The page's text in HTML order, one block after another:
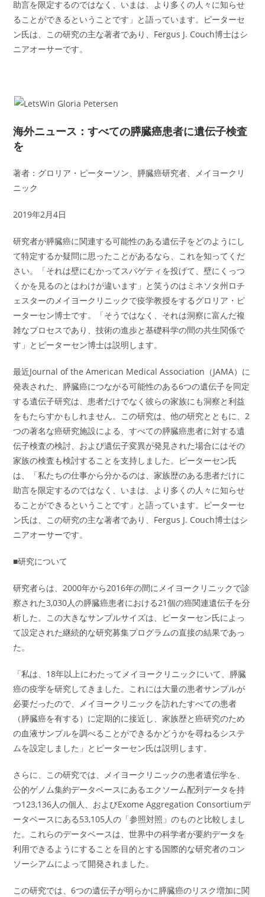
助言を限定するのではなく、いまは、より多くの人々に知らせ
ることができるということです」と語っています。ピーターセ
ン氏は、この研究の主な著者であり、Fergus J. Couch博士はシ
ニアオーサーです。
海外ニュース：すべての膵臓癌患者に遺伝子検査
を
著者：グロリア・ピーターソン、膵臓癌研究者、メイヨークリ
ニック
2019年2月4日
研究者が膵臓癌に関連する可能性のある遺伝子をどのようにし
て特定するか疑問に思ったことがあるなら、これを知ってくだ
さい。「それは壁にむかってスパゲティを投げて、壁にくっつ
くかを見るのとはわけが違います」と笑うのはミネソタ州ロチ
ェスターのメイヨークリニックで疫学教授をするグロリア・ピ
ーターセン博士です。「そうではなく、それは洞察に富んだ複
雑なプロセスであり、技術の進歩と基礎科学の間の共生関係で
す」とピーターセン博士は説明します。
最近Journal of the American Medical Association（JAMA）に
発表された、膵臓癌につながる可能性のある6つの遺伝子を同定
する遺伝子研究は、患者だけでなく彼らの家族にも洞察と利益
をもたらすかもしれません。この研究は、他の研究とともに、2
つの著名な癌研究施設による、すべての膵臓癌患者に対する遺
伝子検査の検討、および遺伝子変異が発見された場合にはその
家族の検査も検討することを支持しました。ピーターセン氏
は、「私たちの仕事から分かるのは、家族歴のある患者だけに
助言を限定するのではなく、いまは、より多くの人々に知らせ
ることができるということです」と語っています。ピーターセ
ン氏は、この研究の主な著者であり、Fergus J. Couch博士はシ
ニアオーサーです。
■研究について
研究者らは、2000年から2016年の間にメイヨークリニックで診
察された3,030人の膵臓癌患者における21個の癌関連遺伝子を分
析した。この大きなサンプルサイズは、ピーターセン氏によっ
て設定された継続的な研究募集プログラムの直接の結果であっ
た。
「私は、18年以上にわたってメイヨークリニックにいて、膵臓
癌の疫学を研究してきました。これには大量の患者サンプルが
必要だったので、メイヨークリニックを訪れたすべての患者
（膵臓癌を有する）に定期的に接近し、家族歴と癌研究のため
の血液サンプルを調べることができるかどうかを尋ねるシステ
ムを設定しました」とピーターセン氏は説明します。
さらに、この研究では、メイヨークリニックの患者遺伝学を、
公的ゲノム集約データベースにあるエクソーム配列データを持
つ123,136人の個人、およびExome Aggregation Consortiumデ
ータベースにある53,105人の「参照対照」のものと比較しまし
た。これらのデータベースは、世界中の科学者が要約データを
利用できるようにすることを目的とする国際的な研究者のコン
ソーシアムによって開発されました。
この研究では、6つの遺伝子が明らかに膵臓癌のリスク増加に関